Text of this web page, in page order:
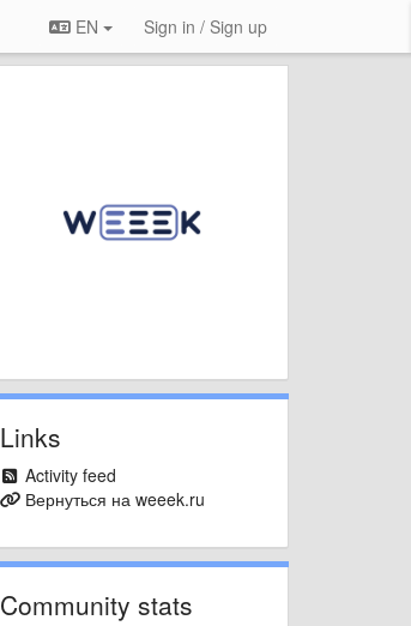
EN Sign in / Sign up
Links
Activity feed
Вернуться на weeek.ru
Community stats